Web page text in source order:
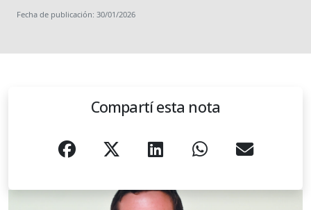
Fecha de publicación: 30/01/2026
Compartí esta nota